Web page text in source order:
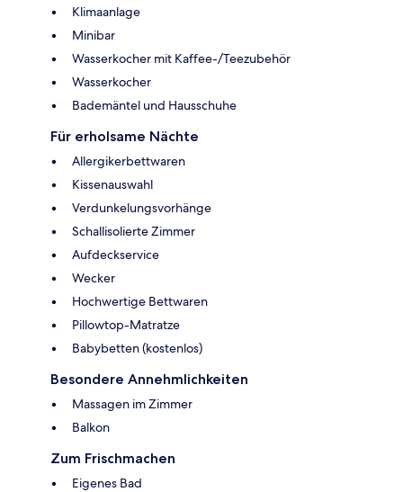
Klimaanlage
Minibar
Wasserkocher mit Kaffee-/Teezubehör
Wasserkocher
Bademäntel und Hausschuhe
Für erholsame Nächte
Allergikerbettwaren
Kissenauswahl
Verdunkelungsvorhänge
Schallisolierte Zimmer
Aufdeckservice
Wecker
Hochwertige Bettwaren
Pillowtop-Matratze
Babybetten (kostenlos)
Besondere Annehmlichkeiten
Massagen im Zimmer
Balkon
Zum Frischmachen
Eigenes Bad